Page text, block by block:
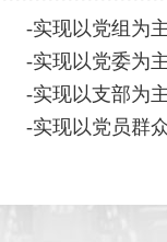
-实现以党组为
-实现以党委为
-实现以支部为
-实现以党员群